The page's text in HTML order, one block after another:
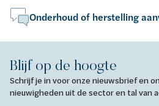
Onderhoud of herstelling
Blijf op de hoogte
Schrijf je in voor onze nieuwsbrief en
nieuwigheden uit de sector en tal van